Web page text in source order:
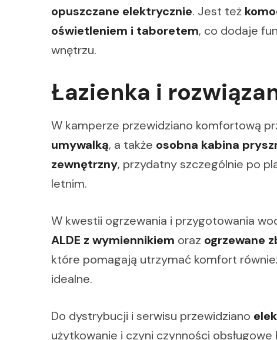
opuszczane elektrycznie. Jest też
oświetleniem i taboretem, co dodaje
wnętrzu.
Łazienka i
W kamperze przewidziano komfortową
umywalką, a także osobna kabina
zewnętrzny, przydatny szczególnie po
letnim.
W kwestii ogrzewania i przygotowania
ALDE z wymiennikiem oraz ogrzewane
które pomagają utrzymać komfort
idealne.
Do dystrybucji i serwisu przewidziano
użytkowanie i czyni czynności